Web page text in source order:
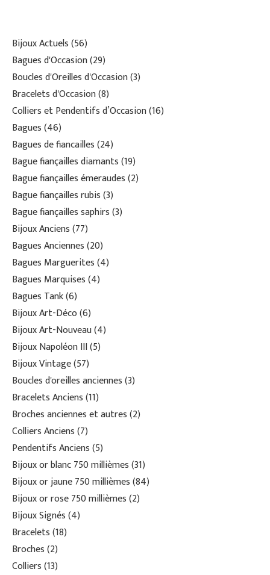
Bijoux Actuels 56
Bagues d'Occasion 29
Boucles d'Oreilles d'Occasion 3
Bracelets d'Occasion 8
Colliers et Pendentifs d’Occasion 16
Bagues 46
Bagues de fiancailles 24
Bague fiançailles diamants 19
Bague fiançailles émeraudes 2
Bague fiançailles rubis 3
Bague fiançailles saphirs 3
Bijoux Anciens 77
Bagues Anciennes 20
Bagues Marguerites 4
Bagues Marquises 4
Bagues Tank 6
Bijoux Art-Déco 6
Bijoux Art-Nouveau 4
Bijoux Napoléon III 5
Bijoux Vintage 57
Boucles d'oreilles anciennes 3
Bracelets Anciens 11
Broches anciennes et autres 2
Colliers Anciens 7
Pendentifs Anciens 5
Bijoux or blanc 750 millièmes 31
Bijoux or jaune 750 millièmes 84
Bijoux or rose 750 millièmes 2
Bijoux Signés 4
Bracelets 18
Broches 2
Colliers 13